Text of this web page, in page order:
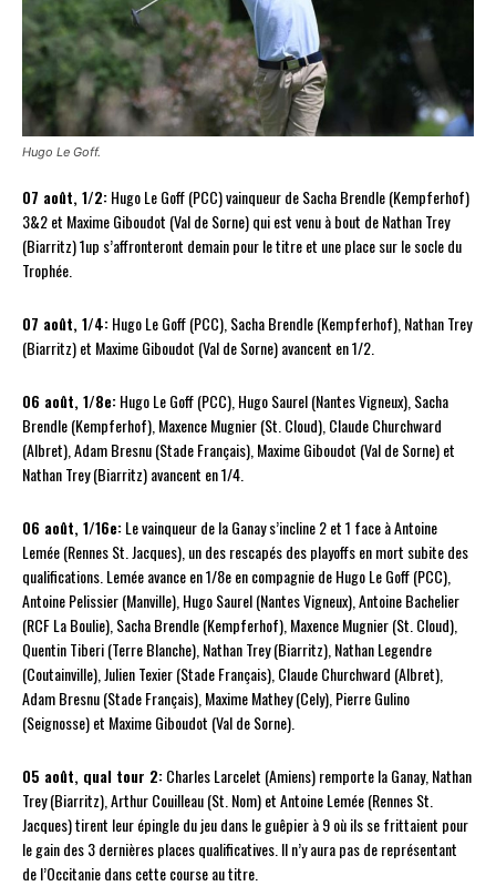
Hugo Le Goff.
07 août, 1/2:Hugo Le Goff (PCC) vainqueur de Sacha Brendle (Kempferhof)
3&2 et Maxime Giboudot (Val de Sorne) qui est venu à bout de Nathan Trey
(Biarritz) 1up s’affronteront demain pour le titre et une place sur le socle du
Trophée.
07 août, 1/4:Hugo Le Goff (PCC), Sacha Brendle (Kempferhof), Nathan Trey
(Biarritz) et Maxime Giboudot (Val de Sorne) avancent en 1/2.
06 août, 1/8e:Hugo Le Goff (PCC), Hugo Saurel (Nantes Vigneux), Sacha
Brendle (Kempferhof), Maxence Mugnier (St. Cloud), Claude Churchward
(Albret), Adam Bresnu (Stade Français), Maxime Giboudot (Val de Sorne) et
Nathan Trey (Biarritz) avancent en 1/4.
06 août, 1/16e:Le vainqueur de la Ganay s’incline 2 et 1 face à Antoine
Lemée (Rennes St. Jacques), un des rescapés des playoffs en mort subite des
qualifications. Lemée avance en 1/8e en compagnie de Hugo Le Goff (PCC),
Antoine Pelissier (Manville), Hugo Saurel (Nantes Vigneux), Antoine Bachelier
(RCF La Boulie), Sacha Brendle (Kempferhof), Maxence Mugnier (St. Cloud),
Quentin Tiberi (Terre Blanche), Nathan Trey (Biarritz), Nathan Legendre
(Coutainville), Julien Texier (Stade Français), Claude Churchward (Albret),
Adam Bresnu (Stade Français), Maxime Mathey (Cely), Pierre Gulino
(Seignosse) et Maxime Giboudot (Val de Sorne).
05 août, qual tour 2:Charles Larcelet (Amiens) remporte la Ganay, Nathan
Trey (Biarritz), Arthur Couilleau (St. Nom) et Antoine Lemée (Rennes St.
Jacques) tirent leur épingle du jeu dans le guêpier à 9 où ils se frittaient pour
le gain des 3 dernières places qualificatives. Il n’y aura pas de représentant
de l’Occitanie dans cette course au titre.